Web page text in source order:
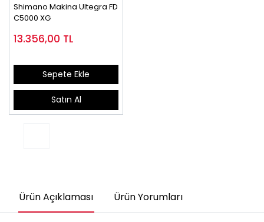
Shimano Makina Ultegra FD
C5000 XG
13.356,00 TL
Sepete Ekle
Satın Al
Ürün Açıklaması Ürün Yorumları